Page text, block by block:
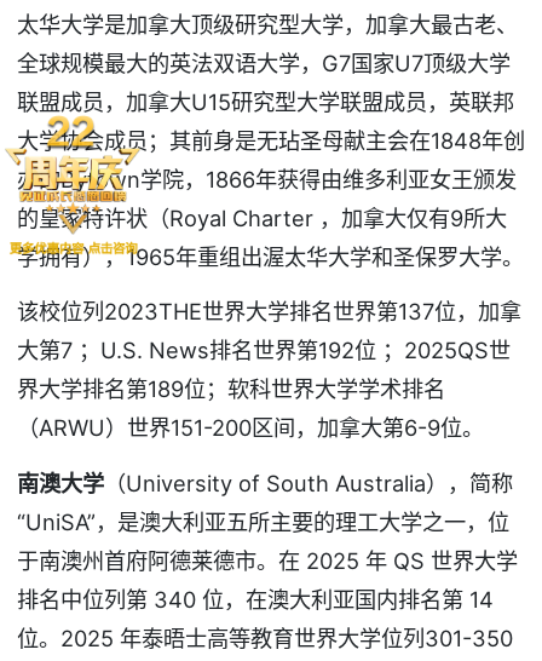
太华大学是加拿大顶级研究型大学，加拿大最古老、
全球规模最大的英法双语大学，G7国家U7顶级大学
联盟成员，加拿大U15研究型大学联盟成员，英联邦
大学协会成员；其前身是无玷圣母献主会在1848年创
办的Bytown学院，1866年获得由维多利亚女王颁发
的皇家特许状（Royal Charter ，加拿大仅有9所大
学拥有），1965年重组出渥太华大学和圣保罗大学。
该校位列2023THE世界大学排名世界第137位，加拿
大第7 ；U.S. News排名世界第192位 ；2025QS世
界大学排名第189位；软科世界大学学术排名
（ARWU）世界151-200区间，加拿大第6-9位。
南澳大学（University of South Australia），简称
“UniSA”，是澳大利亚五所主要的理工大学之一，位
于南澳州首府阿德莱德市。在 2025 年 QS 世界大学
排名中位列第 340 位，在澳大利亚国内排名第 14
位。2025 年泰晤士高等教育世界大学位列301-350